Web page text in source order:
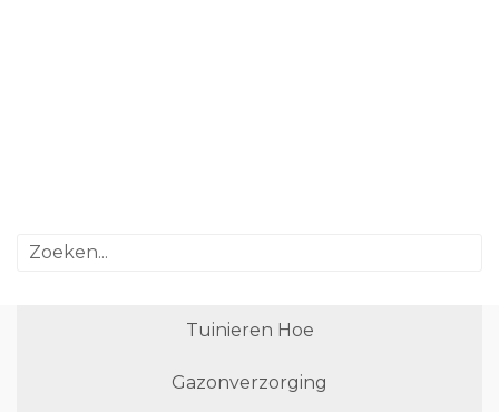
Tuinieren Hoe
Gazonverzorging